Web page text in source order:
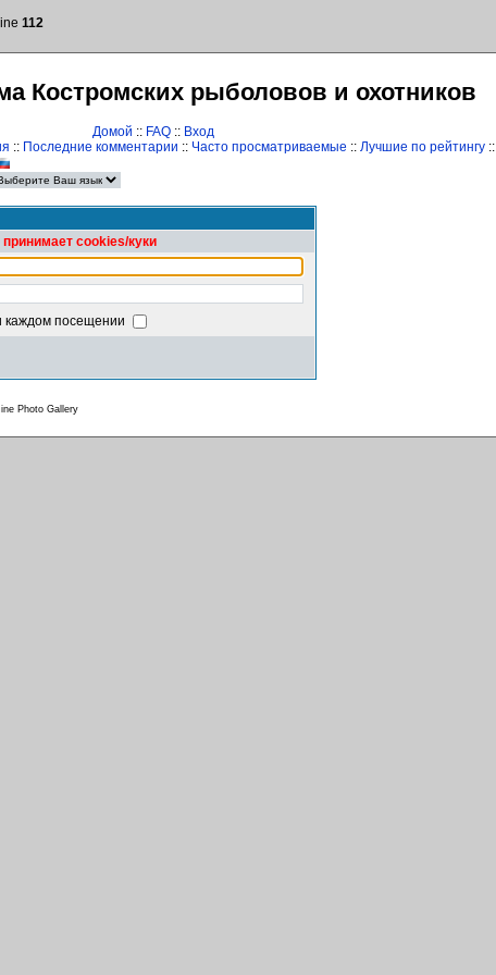
112
Костромских рыболовов и охотников
Домой :: FAQ :: Вход
:: Последние комментарии :: Часто просматриваемые :: Лучшие по рейтингу::
cookies/куки
каждом посещении
Photo Gallery